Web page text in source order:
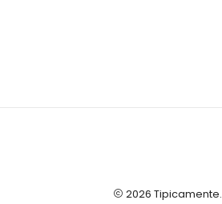
2026 Tipicamente.